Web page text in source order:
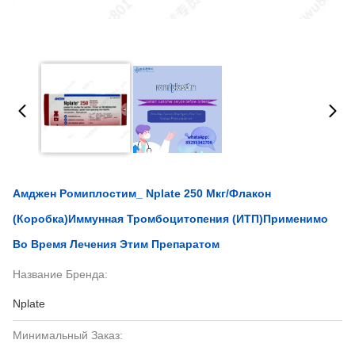
Амджен Ромиплостим_ Nplate 250 Мкг/флакон
(коробка)Иммунная Тромбоцитопения (ИТП)Применимо
Во Время Лечения Этим Препаратом
Название Бренда:
Nplate
Минимальный Заказ: